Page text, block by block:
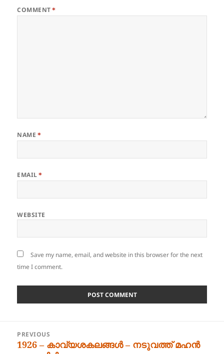
COMMENT*
NAME*
EMAIL*
WEBSITE
Save my name, email, and website in this browser for the next
time I comment.
navigation
PREVIOUS
Previous
1926 – കാവ്യശകലങ്ങൾ – നടുവത്ത് മഹൻ